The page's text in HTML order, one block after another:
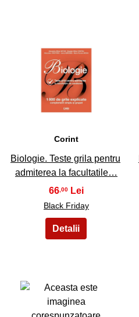
35
Corint
Biologie. Teste grila pentru
admiterea la facultatile…
66,00
Black Friday